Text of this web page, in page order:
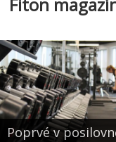
Poprvé v